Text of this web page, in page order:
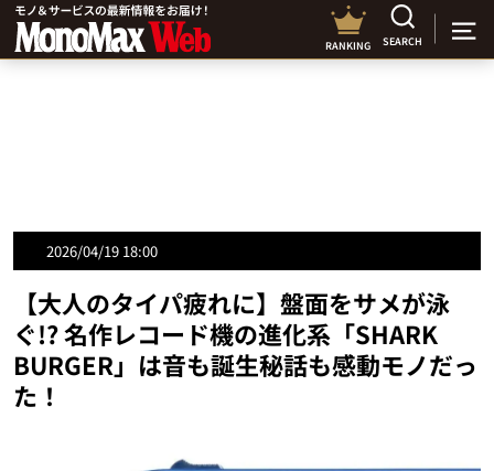
RANKING SEARCH
2026/04/19 18:00
【大人のタイパ疲れに】盤面をサメが泳
ぐ!? 名作レコード機の進化系「SHARK
BURGER」は音も誕生秘話も感動モノだっ
た！